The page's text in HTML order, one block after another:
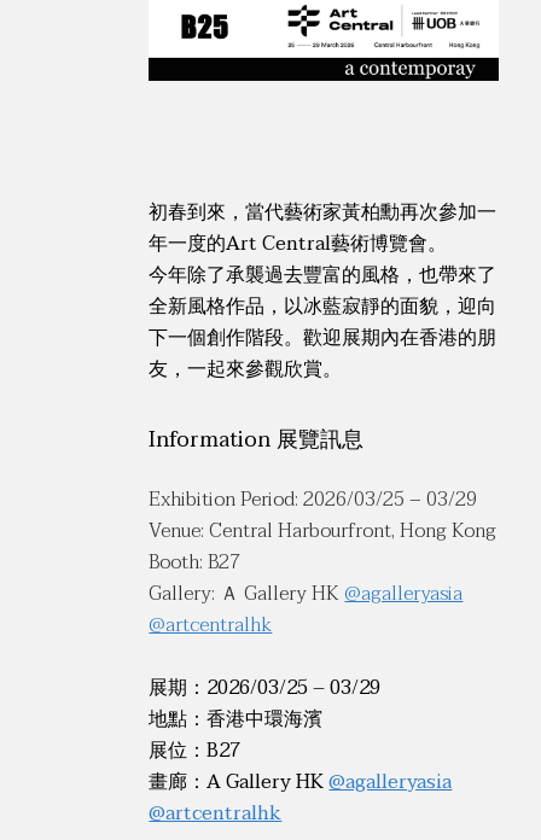
初春到來，當代藝術家黃柏勳再次參加一
年一度的Art Central藝術博覽會。
今年除了承襲過去豐富的風格，也帶來了
全新風格作品，以冰藍寂靜的面貌，迎向
下一個創作階段。歡迎展期內在香港的朋
友，一起來參觀欣賞。
Information 展覽訊息
Exhibition Period: 2026/03/25 – 03/29
Venue: Central Harbourfront, Hong Kong
Booth: B27
Gallery: Ａ Gallery HK@agalleryasia
@artcentralhk
展期：2026/03/25 – 03/29
地點：香港中環海濱
展位：B27
畫廊：A Gallery HK@agalleryasia
@artcentralhk